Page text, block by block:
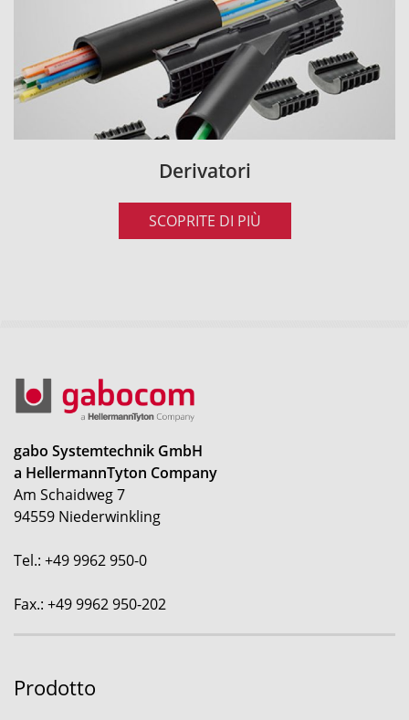
Derivatori
SCOPRITE DI PIÙ
gabo Systemtechnik GmbH
a HellermannTyton Company
Am Schaidweg 7
94559 Niederwinkling
Tel.: +49 9962 950-0
Fax.: +49 9962 950-202
Prodotto